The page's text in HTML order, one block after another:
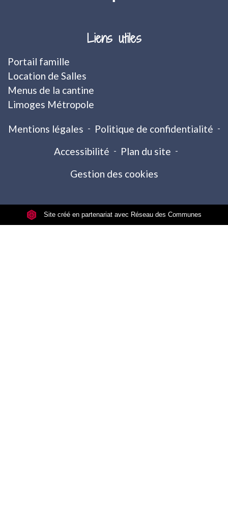
Liens utiles
Portail famille
Location de Salles
Menus de la cantine
Limoges Métropole
Mentions légales - Politique de confidentialité -
Accessibilité - Plan du site -
Gestion des cookies
Site créé en partenariat avec Réseau des Communes